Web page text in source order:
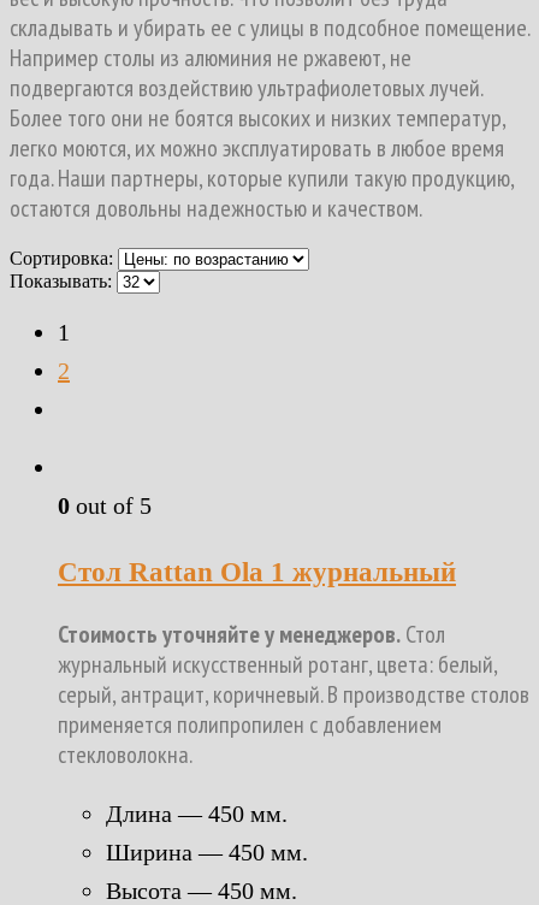
складывать и убирать ее с улицы в подсобное помещение.
Например столы из алюминия не ржавеют, не
подвергаются воздействию ультрафиолетовых лучей.
Более того они не боятся высоких и низких температур,
легко моются, их можно эксплуатировать в любое время
года. Наши партнеры, которые купили такую продукцию,
остаются довольны надежностью и качеством.
Сортировка:
Показывать:
1
2
0 out of 5
Стол Rattan Ola 1 журнальный
Стоимость уточняйте у менеджеров.Стол
журнальный искусственный ротанг, цвета: белый,
серый, антрацит, коричневый. В производстве столов
применяется полипропилен с добавлением
стекловолокна.
Длина — 450 мм.
Ширина — 450 мм.
Высота — 450 мм.